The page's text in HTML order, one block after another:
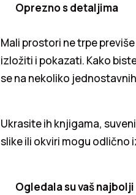
Oprezno s detaljima
Mali prostori ne trpe
izložiti i pokazati. Kako
se na nekoliko
Ukrasite ih knjigama,
slike ili okviri mogu odlično
Ogledala su vaš